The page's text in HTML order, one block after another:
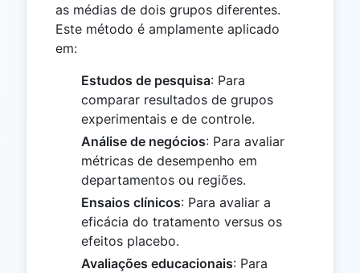
as médias de dois grupos diferentes.
Este método é amplamente aplicado
em:
Estudos de pesquisa: Para
comparar resultados de grupos
experimentais e de controle.
Análise de negócios: Para avaliar
métricas de desempenho em
departamentos ou regiões.
Ensaios clínicos: Para avaliar a
eficácia do tratamento versus os
efeitos placebo.
Avaliações educacionais: Para